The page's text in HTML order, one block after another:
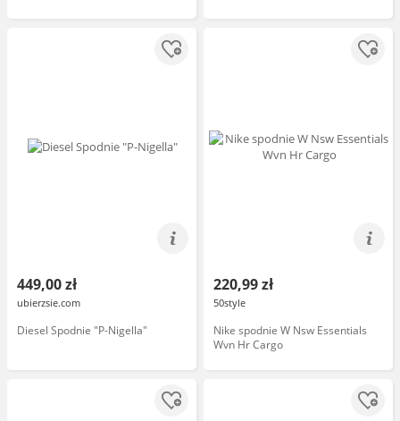
449,00 zł
ubierzsie.com
Diesel Spodnie "P-Nigella"
220,99 zł
50style
Nike spodnie W Nsw Essentials
Wvn Hr Cargo